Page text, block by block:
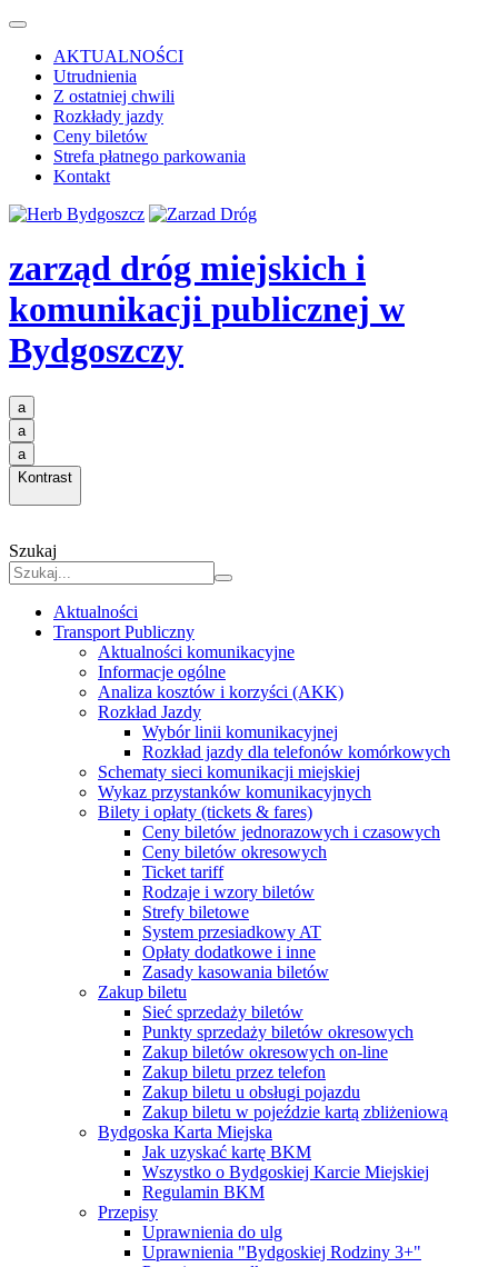
AKTUALNOŚCI
Utrudnienia
Z ostatniej chwili
Rozkłady jazdy
Ceny biletów
Strefa płatnego parkowania
Kontakt
zarząd dróg miejskich i
komunikacji publicznej w
Bydgoszczy
a
a
a
Kontrast
Szukaj
Aktualności
Transport Publiczny
Aktualności komunikacyjne
Informacje ogólne
Analiza kosztów i korzyści (AKK)
Rozkład Jazdy
Wybór linii komunikacyjnej
Rozkład jazdy dla telefonów komórkowych
Schematy sieci komunikacji miejskiej
Wykaz przystanków komunikacyjnych
Bilety i opłaty (tickets & fares)
Ceny biletów jednorazowych i czasowych
Ceny biletów okresowych
Ticket tariff
Rodzaje i wzory biletów
Strefy biletowe
System przesiadkowy AT
Opłaty dodatkowe i inne
Zasady kasowania biletów
Zakup biletu
Sieć sprzedaży biletów
Punkty sprzedaży biletów okresowych
Zakup biletów okresowych on-line
Zakup biletu przez telefon
Zakup biletu u obsługi pojazdu
Zakup biletu w pojeździe kartą zbliżeniową
Bydgoska Karta Miejska
Jak uzyskać kartę BKM
Wszystko o Bydgoskiej Karcie Miejskiej
Regulamin BKM
Przepisy
Uprawnienia do ulg
Uprawnienia "Bydgoskiej Rodziny 3+"